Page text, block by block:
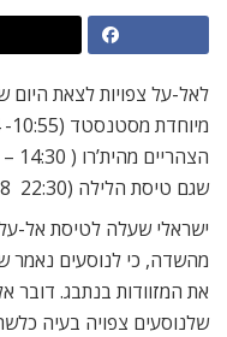
לאל-על צפויות לצאת היום
שגם טיסת הלילה (22:30  318 LY).
ישראלי שעלה לטיסת אל-
מהשדה, כי לנוסעים נאמר
את המזוודות בנתבג. דובר
שלנוסעים צפויה בעיה